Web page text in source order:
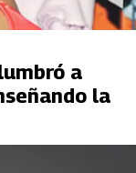
a
la